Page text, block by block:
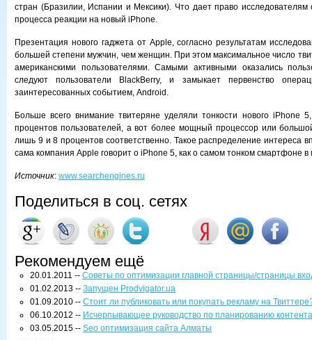
стран (Бразилии, Испании и Мексики). Что дает право исследователям
процесса реакции на новый iPhone.
Презентация нового гаджета от Apple, согласно результатам
большей степени мужчин, чем женщин. При этом максимальное число
американскими пользователями. Самыми активными оказались
следуют пользователи BlackBerry, и замыкает первенство
заинтересованных событием, Android.
Больше всего внимание твитеряне уделяли тонкости нового iPhone
процентов пользователей, а вот более мощный процессор или
лишь 9 и 8 процентов соответственно. Такое распределение интереса
сама компания Apple говорит о iPhone 5, как о самом тонком смартфоне в
Источник: www.searchengines.ru
Поделиться в соц. сетях
Рекомендуем ещё
20.01.2011 -- Советы по оптимизации главной страницы/страницы
01.02.2013 -- Запущен Prodvigator.ua
01.09.2010 -- Стоит ли публиковать или покупать рекламу на
06.10.2012 -- Исчерпывающее руководство по планированию контента
03.05.2015 -- Seo оптимизация сайта Алматы